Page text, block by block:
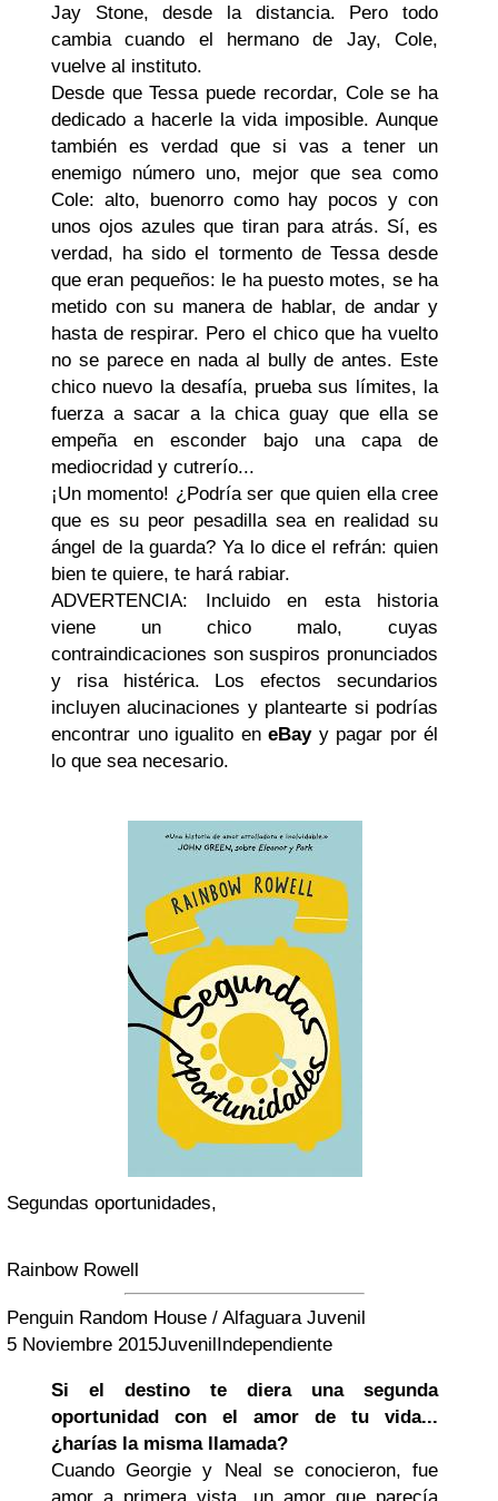
Jay Stone, desde la distancia. Pero todo
cambia cuando el hermano de Jay, Cole,
vuelve al instituto.
Desde que Tessa puede recordar, Cole se ha
dedicado a hacerle la vida imposible. Aunque
también es verdad que si vas a tener un
enemigo número uno, mejor que sea como
Cole: alto, buenorro como hay pocos y con
unos ojos azules que tiran para atrás. Sí, es
verdad, ha sido el tormento de Tessa desde
que eran pequeños: le ha puesto motes, se ha
metido con su manera de hablar, de andar y
hasta de respirar. Pero el chico que ha vuelto
no se parece en nada al bully de antes. Este
chico nuevo la desafía, prueba sus límites, la
fuerza a sacar a la chica guay que ella se
empeña en esconder bajo una capa de
mediocridad y cutrerío...
¡Un momento! ¿Podría ser que quien ella cree
que es su peor pesadilla sea en realidad su
ángel de la guarda? Ya lo dice el refrán: quien
bien te quiere, te hará rabiar.
ADVERTENCIA: Incluido en esta historia
viene un chico malo, cuyas
contraindicaciones son suspiros pronunciados
y risa histérica. Los efectos secundarios
incluyen alucinaciones y plantearte si podrías
encontrar uno igualito en eBayy pagar por él
lo que sea necesario.
Segundas oportunidades,
Rainbow Rowell
Penguin Random House / Alfaguara Juvenil
5 Noviembre 2015JuvenilIndependiente
Si el destino te diera una segunda
oportunidad con el amor de tu vida...
¿harías la misma llamada?
Cuando Georgie y Neal se conocieron, fue
amor a primera vista, un amor que parecía